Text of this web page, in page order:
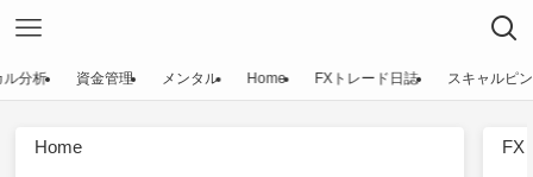
ル分析 資金管理 メンタル Home FXトレード日誌 スキャルピ
Home FX